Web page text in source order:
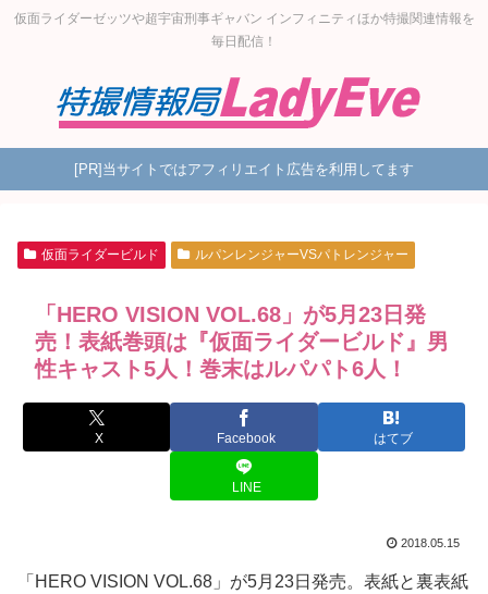
仮面ライダーゼッツや超宇宙刑事ギャバン インフィニティほか特撮関連情報を
毎日配信！
[PR]当サイトではアフィリエイト広告を利用してます
仮面ライダービルド ルパンレンジャーVSパトレンジャー
「HERO VISION VOL.68」が5月23日発
売！表紙巻頭は『仮面ライダービルド』男
性キャスト5人！巻末はルパパト6人！
X Facebook はてブ
LINE
2018.05.15
「HERO VISION VOL.68」が5月23日発売。表紙と裏表紙